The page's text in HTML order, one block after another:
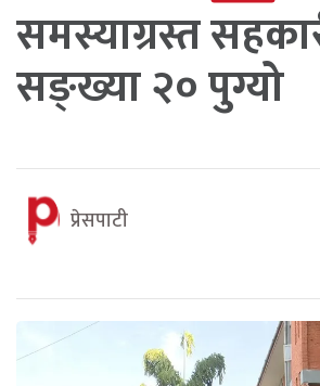
समस्याग्रस्त
सङ्ख्या २० पुग्यो
प्रेसपाटी